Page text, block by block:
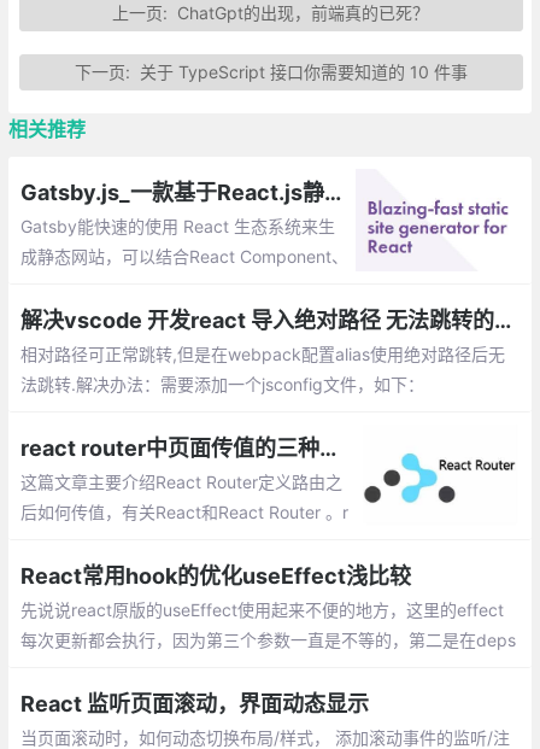
上一页: ChatGpt的出现，前端真的已死？
下一页: 关于 TypeScript 接口你需要知道的 10 件事
相关推荐
Gatsby.js_一款基于React.js静态站点生成工具
Gatsby能快速的使用 React 生态系统来生
成静态网站，可以结合React Component、
成让他更强大。
解决vscode 开发react 导入绝对路径 无法跳转的问题
相对路径可正常跳转,但是在webpack配置alias使用绝对路径后无
法跳转.解决办法：需要添加一个jsconfig文件，如下：
react router中页面传值的三种方法
这篇文章主要介绍React Router定义路由之
后如何传值，有关React和React Router 。r
params、query、state
React常用hook的优化useEffect浅比较
先说说react原版的useEffect使用起来不便的地方，这里的effect
每次更新都会执行，因为第三个参数一直是不等的，第二是在deps
React 监听页面滚动，界面动态显示
当页面滚动时，如何动态切换布局/样式， 添加滚动事件的监听/注